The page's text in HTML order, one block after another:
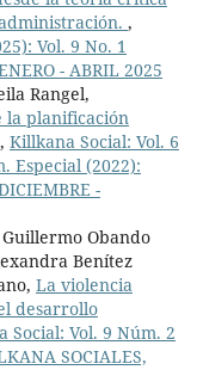
,
Vol. 9 No. 1
- ABRIL 2025
Rangel,
la planificación
, Killkana Social: Vol. 6
Especial (2022):
-
Obando
Benítez
La violencia
desarrollo
Social: Vol. 9 Núm. 2
SOCIALES,